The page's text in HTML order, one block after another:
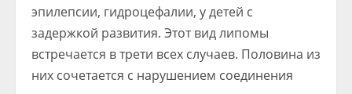
эпилепсии, гидроцефалии, у детей с
задержкой развития. Этот вид липомы
встречается в трети всех случаев. Половина из
них сочетается с нарушением соединения